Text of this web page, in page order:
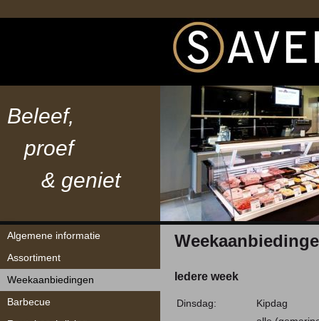
Beleef,
proef
& geniet
Iedere week
Dinsdag:
Kipdag
Navigatie
Algemene informatie
Assortiment
Weekaanbiedingen
Barbecue